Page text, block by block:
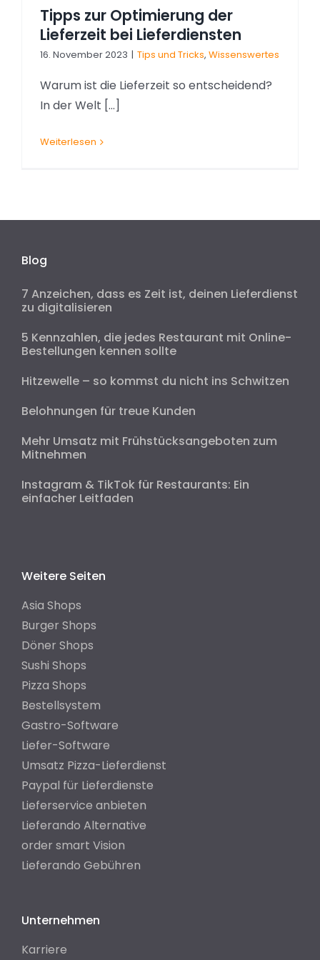
Tipps zur Optimierung der
Lieferzeit bei Lieferdiensten
16. November 2023 | Tips und Tricks, Wissenswertes
Warum ist die Lieferzeit so entscheidend?
In der Welt [...]
Weiterlesen
Blog
7 Anzeichen, dass es Zeit ist, deinen Lieferdienst
zu digitalisieren
5 Kennzahlen, die jedes Restaurant mit Online-
Bestellungen kennen sollte
Hitzewelle – so kommst du nicht ins Schwitzen
Belohnungen für treue Kunden
Mehr Umsatz mit Frühstücksangeboten zum
Mitnehmen
Instagram & TikTok für Restaurants: Ein
einfacher Leitfaden
Weitere Seiten
Asia Shops
Burger Shops
Döner Shops
Sushi Shops
Pizza Shops
Bestellsystem
Gastro-Software
Liefer-Software
Umsatz Pizza-Lieferdienst
Paypal für Lieferdienste
Lieferservice anbieten
Lieferando Alternative
order smart Vision
Lieferando Gebühren
Unternehmen
Karriere